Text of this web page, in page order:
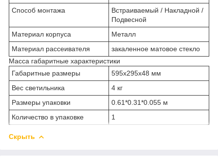
Способ монтажа
Встраиваемый / Накладной /
Подвесной
Материал корпуса
Металл
Материал рассеивателя
закаленное матовое стекло
Масса габаритные характеристики
Габаритные размеры
595х295х48 мм
Вес светильника
4 кг
Размеры упаковки
0.61*0.31*0.055 м
Количество в упаковке
1
Скрыть